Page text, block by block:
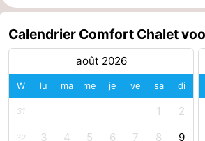
de
golf
Surfen
-
Peche
-
Observation
des
Boire
Calendrier Comfort Chalet
août 2026
W lu ma me je ve sa di
31 1 2
32 3 4 5 6 7 8 9